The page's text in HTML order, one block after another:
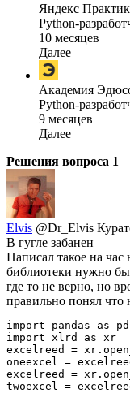
Яндекс
Python-
10 месяцев
Далее
Академия
Python-
9 месяцев
Далее
Решения вопроса 1
Elvis @Dr_Elvis
В гугле забанен
Написал такое на
библиотеки нужно
где то не верно, но
правильно понял что
import pandas as pd
import xlrd as xr
excelreed =
oneexcel =
excelreed =
twoexcel =